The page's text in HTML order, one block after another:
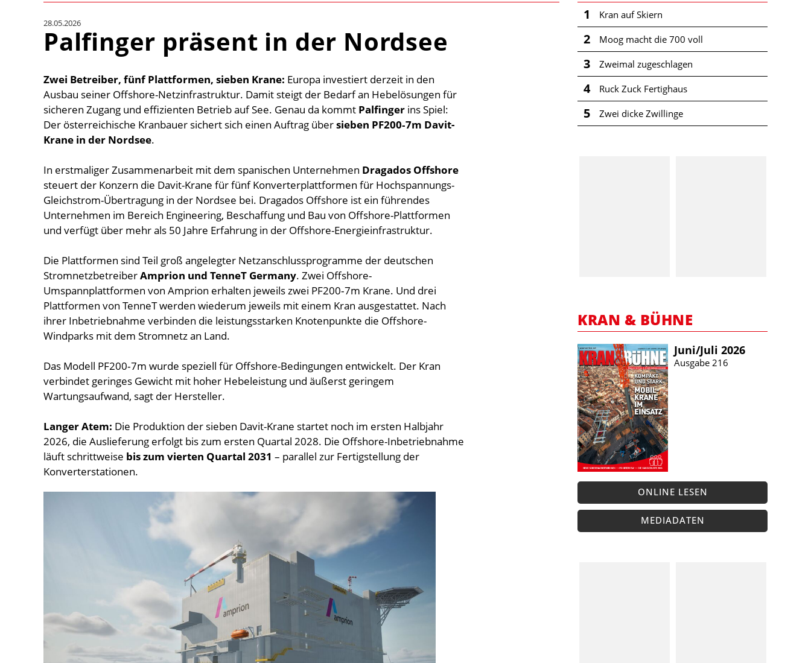
28.05.2026
Palfinger präsent in der Nordsee
Zwei Betreiber, fünf Plattformen, sieben Krane: Europa investiert derzeit in den
Ausbau seiner Offshore-Netzinfrastruktur. Damit steigt der Bedarf an Hebelösungen für
sicheren Zugang und effizienten Betrieb auf See. Genau da kommt Palfinger ins Spiel:
Der österreichische Kranbauer sichert sich einen Auftrag übersieben PF200‑7m Davit-
Krane in der Nordsee.
In erstmaliger Zusammenarbeit mit dem spanischen Unternehmen Dragados Offshore
steuert der Konzern die Davit-Krane für fünf Konverterplattformen für Hochspannungs-
Gleichstrom-Übertragung in der Nordsee bei. Dragados Offshore ist ein führendes
Unternehmen im Bereich Engineering, Beschaffung und Bau von Offshore-Plattformen
und verfügt über mehr als 50 Jahre Erfahrung in der Offshore-Energieinfrastruktur.
Die Plattformen sind Teil groß angelegter Netzanschlussprogramme der deutschen
StromnetzbetreiberAmprion und TenneT Germany. Zwei Offshore-
Umspannplattformen von Amprion erhalten jeweils zwei PF200‑7m Krane. Und drei
Plattformen von TenneT werden wiederum jeweils mit einem Kran ausgestattet. Nach
ihrer Inbetriebnahme verbinden die leistungsstarken Knotenpunkte die Offshore-
Windparks mit dem Stromnetz an Land.
Das Modell PF200‑7m wurde speziell für Offshore-Bedingungen entwickelt. Der Kran
verbindet geringes Gewicht mit hoher Hebeleistung und äußerst geringem
Wartungsaufwand, sagt der Hersteller.
Langer Atem: Die Produktion der sieben Davit-Krane startet noch im ersten Halbjahr
2026, die Auslieferung erfolgt bis zum ersten Quartal 2028. Die Offshore-Inbetriebnahme
läuft schrittweise bis zum vierten Quartal 2031 – parallel zur Fertigstellung der
Konverterstationen.
1 Kran auf Skiern
2 Moog macht die 700 voll
3 Zweimal zugeschlagen
4 Ruck Zuck Fertighaus
5 Zwei dicke Zwillinge
KRAN & BÜHNE
Juni/​Juli 2026
Ausgabe 216
ONLINE LESEN
MEDIADATEN